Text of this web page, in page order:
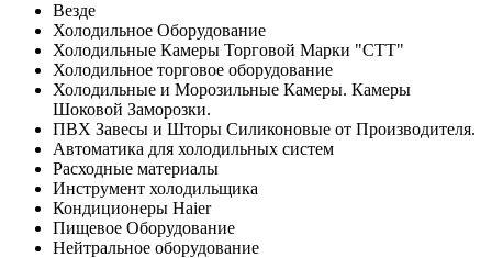
Везде
Холодильное Оборудование
Холодильные Камеры Торговой Марки "СТТ"
Холодильное торговое оборудование
Холодильные и Морозильные Камеры. Камеры
Шоковой Заморозки.
ПВХ Завесы и Шторы Силиконовые от Производителя.
Автоматика для холодильных систем
Расходные материалы
Инструмент холодильщика
Кондиционеры Haier
Пищевое Оборудование
Нейтральное оборудование